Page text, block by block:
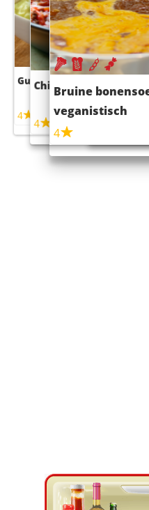
Guacamole
4
Chili con carne
4
Bruine
veganistisch
4
Sushi
4